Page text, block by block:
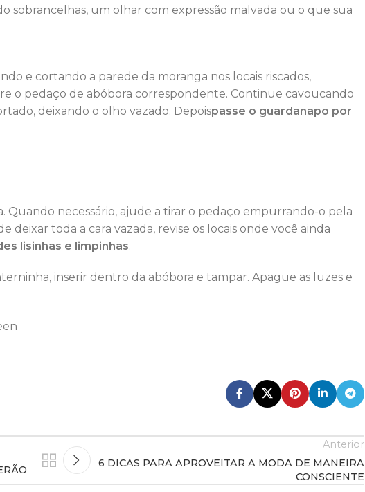
sobrancelhas, um olhar com expressão malvada ou o que sua
e cortando a parede da moranga nos locais riscados,
o pedaço de abóbora correspondente. Continue cavoucando
deixando o olho vazado. Depoispasse o guardanapo por
Quando necessário, ajude a tirar o pedaço empurrando-o pela
deixar toda a cara vazada, revise os locais onde você ainda
lisinhas e limpinhas.
inserir dentro da abóbora e tampar. Apague as luzes e
Anterior
6 DICAS PARA APROVEITAR A MODA DE MANEIRA
CONSCIENTE